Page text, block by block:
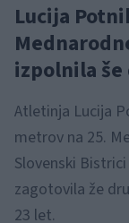
Lucija
izpolnila še
Atletinja Lucija
metrov na 25.
Slovenski
zagotovila že
23 let.